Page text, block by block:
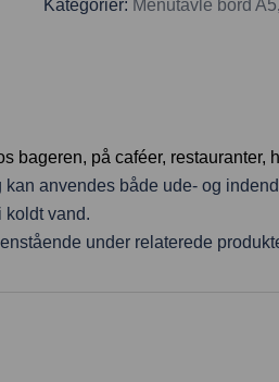
Kategorier: Menutavle bord A5,
bageren, på caféer, restauranter,
anvendes både ude- og
koldt vand.
under relaterede